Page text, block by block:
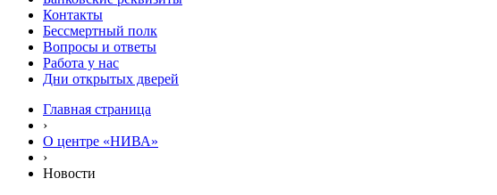
Контакты
Бессмертный полк
Вопросы и ответы
Работа у нас
Дни открытых дверей
Главная страница
›
О центре «НИВА»
›
Новости